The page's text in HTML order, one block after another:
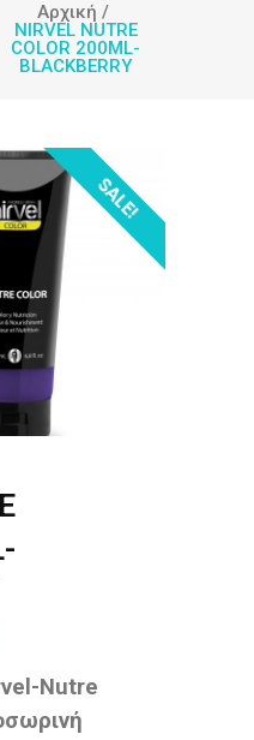
Αρχική /
NIRVEL NUTRE
COLOR 200ML-
BLACKBERRY
SALE!
Nutre